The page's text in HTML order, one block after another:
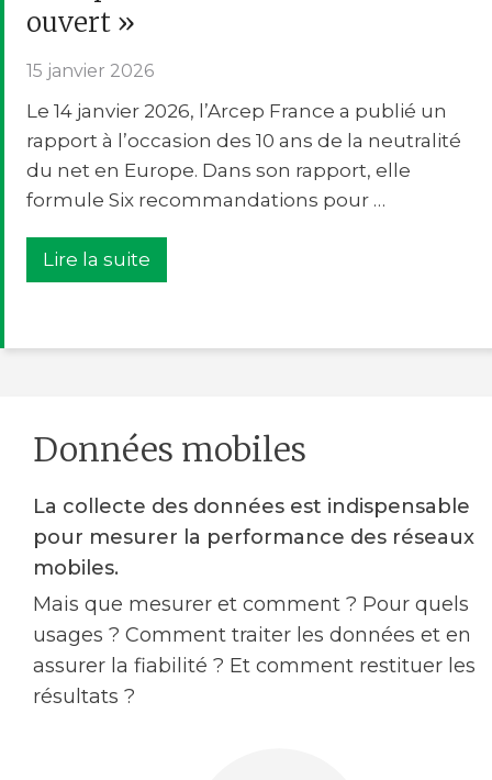
ouvert »
15 janvier 2026
Le 14 janvier 2026, l’Arcep France a publié un
rapport à l’occasion des 10 ans de la neutralité
du net en Europe. Dans son rapport, elle
formule Six recommandations pour …
Lire la suite
Données mobiles
La collecte des données est indispensable
pour mesurer la performance des réseaux
mobiles.
Mais que mesurer et comment ? Pour quels
usages ? Comment traiter les données et en
assurer la fiabilité ? Et comment restituer les
résultats ?